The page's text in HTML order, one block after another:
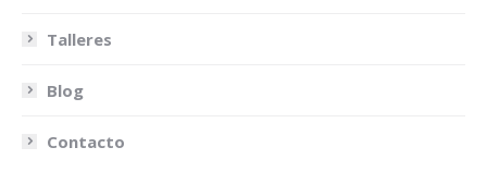
Talleres
Blog
Contacto